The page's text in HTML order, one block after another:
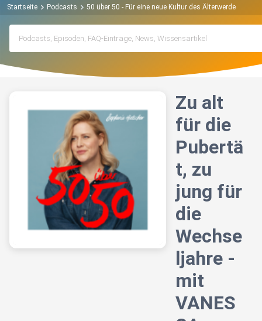
Startseite Podcasts 50 über 50 - Für eine neue Kultur des Älterwerdens
Zu alt
für die
Pubertä
t, zu
jung für
die
Wechse
ljahre -
mit
VANES